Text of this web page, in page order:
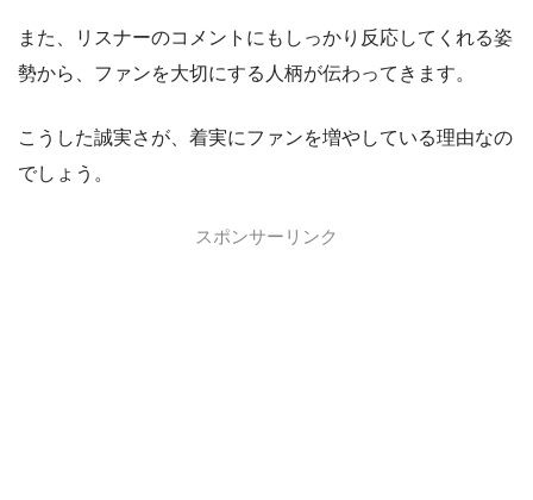
また、リスナーのコメントにもしっかり反応してくれる姿
勢から、ファンを大切にする人柄が伝わってきます。
こうした誠実さが、着実にファンを増やしている理由なの
でしょう。
スポンサーリンク